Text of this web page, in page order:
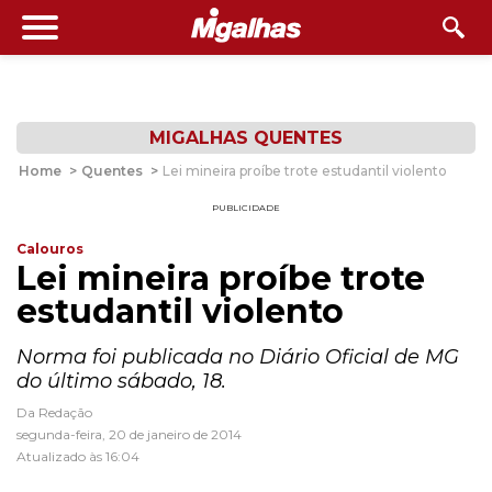
MIGALHAS QUENTES
Home > Quentes > Lei mineira proíbe trote estudantil violento
PUBLICIDADE
Calouros
Lei mineira proíbe trote
estudantil violento
Norma foi publicada no Diário Oficial de MG
do último sábado, 18.
Da Redação
segunda-feira, 20 de janeiro de 2014
Atualizado às 16:04